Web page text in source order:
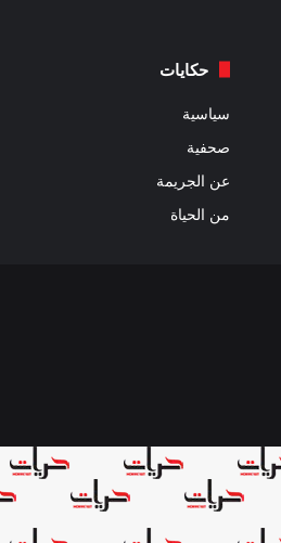
حكايات
سياسية
صحفية
عن الجريمة
من الحياة